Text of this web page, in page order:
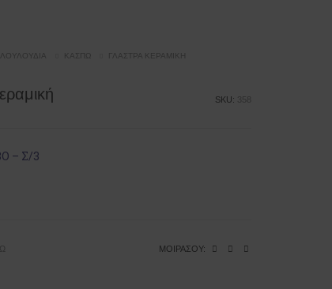
ΛΟΥΛΟΎΔΙΑ ΚΑΣΠΏ ΓΛΆΣΤΡΑ ΚΕΡΑΜΙΚΉ
SKU: 358
– Σ/3
ΜΟΙΡΆΣΟΥ: